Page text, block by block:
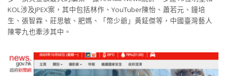
KOL涉及JPEX案，其中包括林作、YouTuber陳怡、蕭若元、鐘培
生、張智霖、莊思敏、肥媽、「幣少爺」黃鉦傑等，中國臺灣藝人
陳零九也牽涉其中。